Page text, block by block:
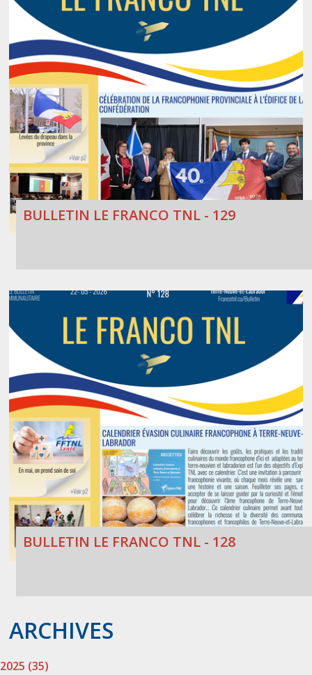
BULLETIN LE FRANCO TNL - 129
BULLETIN LE FRANCO TNL - 128
ARCHIVES
2025 (35)